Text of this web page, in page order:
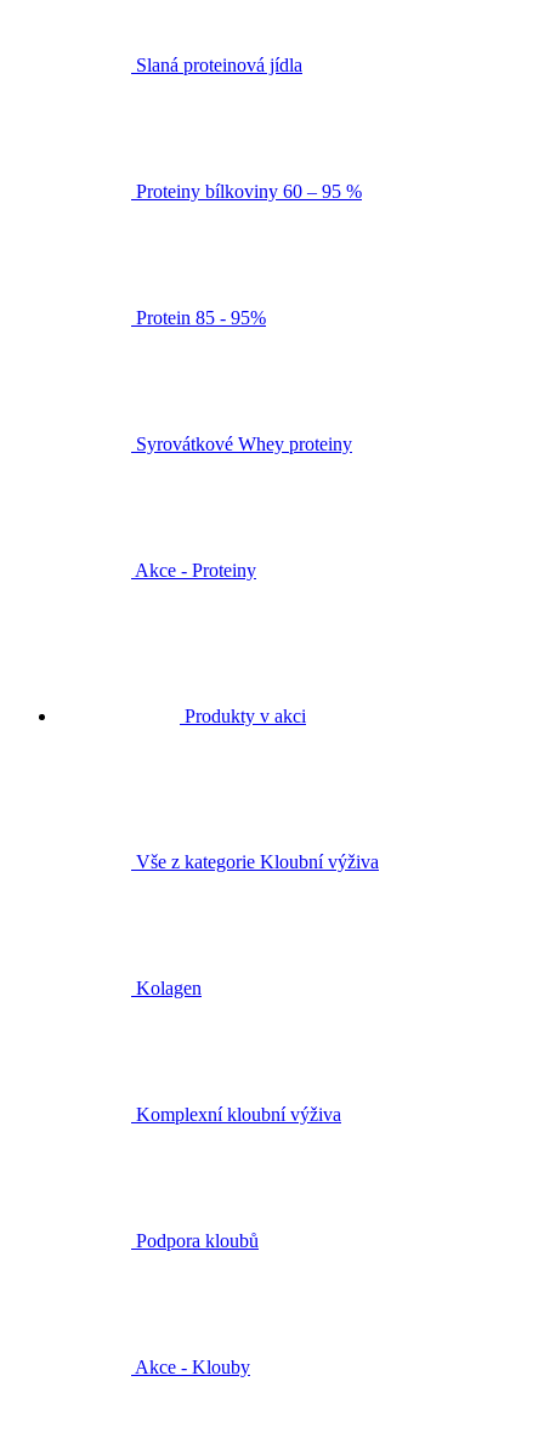
Slaná proteinová jídla
Proteiny bílkoviny 60 – 95 %
Protein 85 - 95%
Syrovátkové Whey proteiny
Akce - Proteiny
Produkty v akci
Vše z kategorie Kloubní výživa
Kolagen
Komplexní kloubní výživa
Podpora kloubů
Akce - Klouby